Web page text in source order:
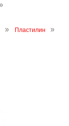
Пластилин